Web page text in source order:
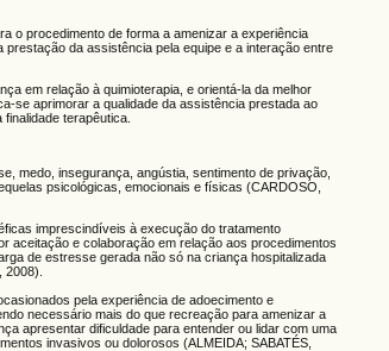
o procedimento de forma a amenizar a experiência
da assistência pela equipe e a interação entre
em relação à quimioterapia, e orientá-la da melhor
se aprimorar a qualidade da assistência prestada ao
terapêutica.
medo, insegurança, angústia, sentimento de privação,
psicológicas, emocionais e físicas (CARDOSO,
imprescindíveis à execução do tratamento
aceitação e colaboração em relação aos procedimentos
de estresse gerada não só na criança hospitalizada
pela experiência de adoecimento e
necessário mais do que recreação para amenizar a
apresentar dificuldade para entender ou lidar com uma
invasivos ou dolorosos (ALMEIDA; SABATÉS,